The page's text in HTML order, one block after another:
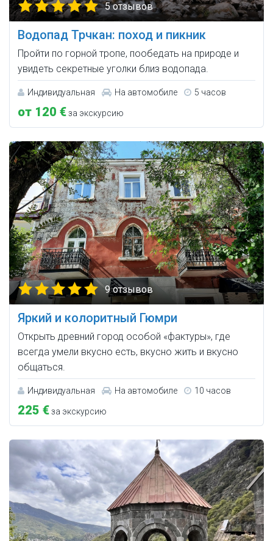
5 отзывов
Водопад Трчкан: поход и пикник
Пройти по горной тропе, пообедать на природе и
увидеть секретные уголки близ водопада.
Индивидуальная На автомобиле 5 часов
от 120 €за экскурсию
9 отзывов
Яркий и колоритный Гюмри
Открыть древний город особой «фактуры», где
всегда умели вкусно есть, вкусно жить и вкусно
общаться.
Индивидуальная На автомобиле 10 часов
225 €за экскурсию